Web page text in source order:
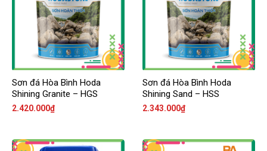
Sơn đá Hòa Bình Hoda
Shining Granite – HGS
2.420.000₫
Sơn đá Hòa Bình Hoda
Shining Sand – HSS
2.343.000₫